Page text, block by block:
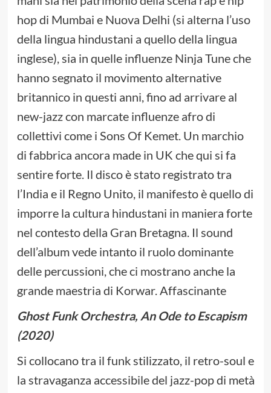
hop di Mumbai e Nuova Delhi (si alterna l’uso
della lingua hindustani a quello della lingua
inglese), sia in quelle influenze Ninja Tune che
hanno segnato il movimento alternative
britannico in questi anni, fino ad arrivare al
new-jazz con marcate influenze afro di
collettivi come i Sons Of Kemet. Un marchio
di fabbrica ancora made in UK che qui si fa
sentire forte. Il disco è stato registrato tra
l’India e il Regno Unito, il manifesto è quello di
imporre la cultura hindustani in maniera forte
nel contesto della Gran Bretagna. Il sound
dell’album vede intanto il ruolo dominante
delle percussioni, che ci mostrano anche la
grande maestria di Korwar. Affascinante
Ghost Funk Orchestra, An Ode to Escapism
(2020)
Si collocano tra il funk stilizzato, il retro-soul e
la stravaganza accessibile del jazz-pop di metà